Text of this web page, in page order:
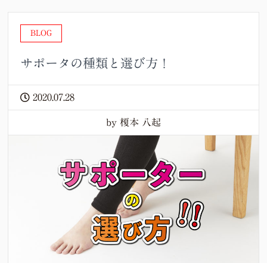
BLOG
サポータの種類と選び方！
2020.07.28
by 榎本 八起